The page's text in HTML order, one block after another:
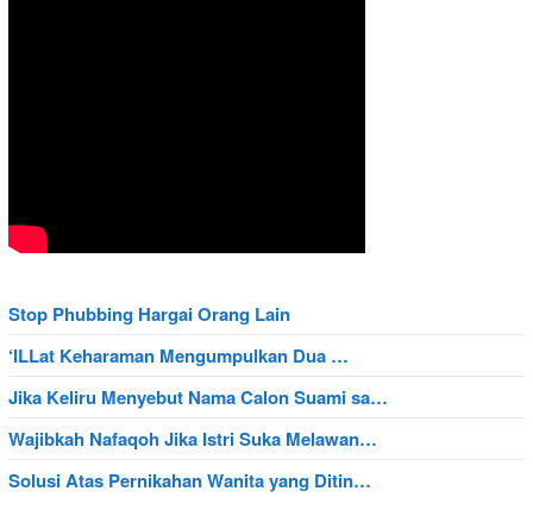
Stop Phubbing Hargai Orang Lain
‘ILLat Keharaman Mengumpulkan Dua …
Jika Keliru Menyebut Nama Calon Suami sa…
Wajibkah Nafaqoh Jika Istri Suka Melawan…
Solusi Atas Pernikahan Wanita yang Ditin…